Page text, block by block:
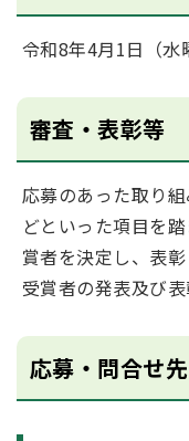
令和8年4月1日（水
審査・表彰等
応募のあった取り
どといった項目を
賞者を決定し、表
受賞者の発表及び
応募・問合せ先